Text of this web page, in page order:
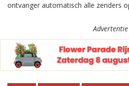
ontvanger automatisch alle zenders
Advertentie